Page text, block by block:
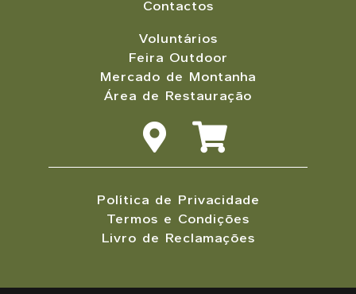
Contactos
Voluntários
Feira Outdoor
Mercado de Montanha
Área de Restauração
Política de Privacidade
Termos e Condições
Livro de Reclamações